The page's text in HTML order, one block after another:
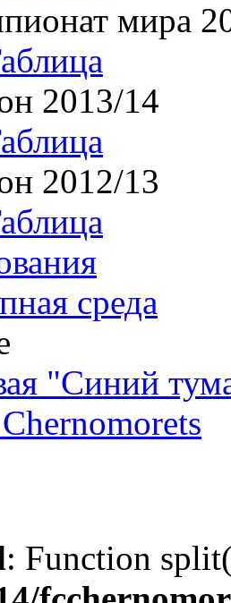
мира
2013/14
2012/13
среда
"Синий
: Function